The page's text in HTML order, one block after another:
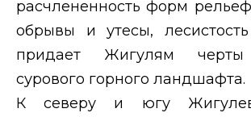
расчлененность форм
обрывы и утесы,
придает Жигулям черты
сурового горного ландшафта.
К северу и югу